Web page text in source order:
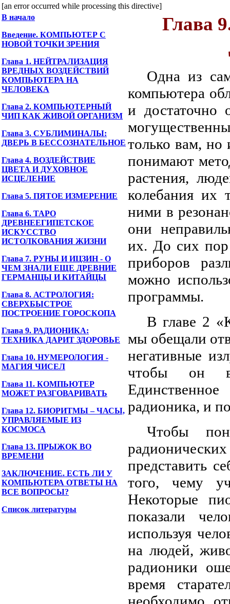
[an error occurred while processing this directive]
В начало
Введение. КОМПЬЮТЕР С
НОВОЙ ТОЧКИ ЗРЕНИЯ
Глава 1. НЕЙТРАЛИЗАЦИЯ
ВРЕДНЫХ ВОЗДЕЙСТВИЙ
КОМПЬЮТЕРА НА
ЧЕЛОВЕКА
Глава 2. КОМПЬЮТЕРНЫЙ
ЧИП КАК ЖИВОЙ ОРГАНИЗМ
Глава 3. СУБЛИМИНАЛЫ:
ДВЕРЬ В БЕССОЗНАТЕЛЬНОЕ
Глава 4. ВОЗДЕЙСТВИЕ
ЦВЕТА И ДУХОВНОЕ
ИСЦЕЛЕНИЕ
Глава 5. ПЯТОЕ ИЗМЕРЕНИЕ
Глава 6. ТАРО
ДРЕВНЕЕГИПЕТСКОЕ
ИСКУССТВО
ИСТОЛКОВАНИЯ ЖИЗНИ
Глава 7. РУНЫ И ИЦЗИН - О
ЧЕМ ЗНАЛИ ЕЩЕ ДРЕВНИЕ
ГЕРМАНЦЫ И КИТАЙЦЫ
Глава 8. АСТРОЛОГИЯ:
СВЕРХБЫСТРОЕ
ПОСТРОЕНИЕ ГОРОСКОПА
Глава 9. РАДИОНИКА:
ТЕХНИКА ДАРИТ ЗДОРОВЬЕ
Глава 10. НУМЕРОЛОГИЯ -
МАГИЯ ЧИСЕЛ
Глава 11. КОМПЬЮТЕР
МОЖЕТ РАЗГОВАРИВАТЬ
Глава 12. БИОРИТМЫ – ЧАСЫ,
УПРАВЛЯЕМЫЕ ИЗ
КОСМОСА
Глава 13. ПРЫЖОК ВО
ВРЕМЕНИ
ЗАКЛЮЧЕНИЕ. ЕСТЬ ЛИ У
КОМПЬЮТЕРА ОТВЕТЫ НА
ВСЕ ВОПРОСЫ?
Список литературы
Глава
Одна из
компьютера
и достаточно
только вам,
понимают
растения,
колебания их
ними в
они
их. До сих пор
приборов
можно
программы.
В главе 2
мы обещали
негативные
чтобы он
радионика, и
Чтобы
представить
того, чему
Некоторые
показали
используя
на людей,
радионики
время